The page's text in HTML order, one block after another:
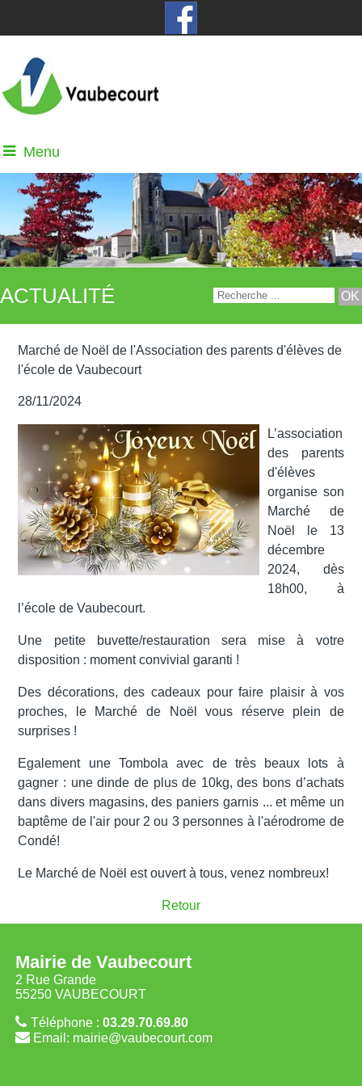
Menu
ACTUALITÉ
Marché de Noël de l'Association des parents d'élèves de
l'école de Vaubecourt
28/11/2024
L’association
des parents
d'élèves
organise son
Marché de
Noël le 13
décembre
2024, dès
18h00, à
l’école de Vaubecourt.
Une petite buvette/restauration sera mise à votre
disposition : moment convivial garanti !
Des décorations, des cadeaux pour faire plaisir à vos
proches, le Marché de Noël vous réserve plein de
surprises !
Egalement une Tombola avec de très beaux lots à
gagner : une dinde de plus de 10kg, des bons d’achats
dans divers magasins, des paniers garnis ... et même un
baptême de l'air pour 2 ou 3 personnes à l'aérodrome de
Condé!
Le Marché de Noël est ouvert à tous, venez nombreux!
Retour
Mairie de Vaubecourt
2 Rue Grande
55250 VAUBECOURT
Téléphone : 03.29.70.69.80
Email: mairie@vaubecourt.com